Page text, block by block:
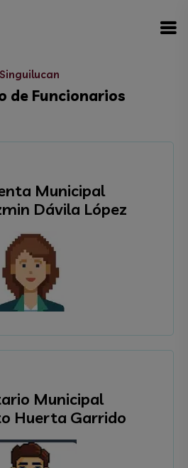
Singuilucan
de Funcionarios
Municipal
Dávila López
Municipal
Huerta Garrido